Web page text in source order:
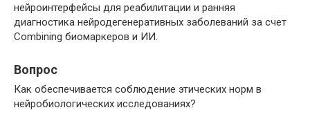
нейроинтерфейсы для реабилитации и ранняя
диагностика нейродегенеративных заболеваний за счет
Combining биомаркеров и ИИ.
Вопрос
Как обеспечивается соблюдение этических норм в
нейробиологических исследованиях?